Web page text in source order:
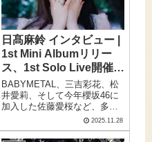
日髙麻鈴 インタビュー |
1st Mini Albumリリー
ス、1st Solo Live開催間
近！「表現の全ての原点
が音楽に」
BABYMETAL、三吉彩花、松
井愛莉、そして今年櫻坂46に
加入した佐藤愛桜など、多く
の卒業生が今も第一線で活躍
し続けている、かつての名門
アイドルグループ・さくら学
2025.11.28